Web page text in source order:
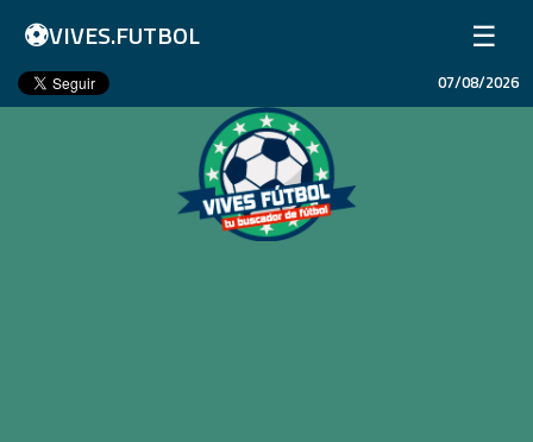
⚽VIVES.FUTBOL ☰
Inicio
07/08/2026